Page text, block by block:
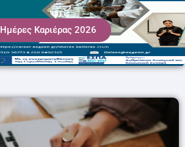
Ημέρες Καριέρας 2026